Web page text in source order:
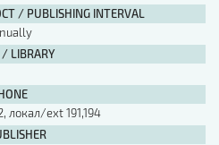
/ PUBLISHING INTERVAL
локал/ext 191,194